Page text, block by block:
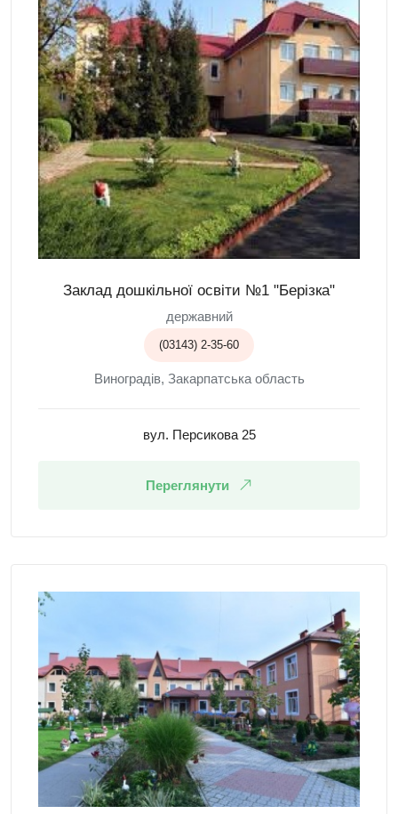
Заклад дошкільної освіти №1 "Берізка"
державний
(03143) 2-35-60
Виноградів, Закарпатська область
вул. Персикова 25
Переглянути